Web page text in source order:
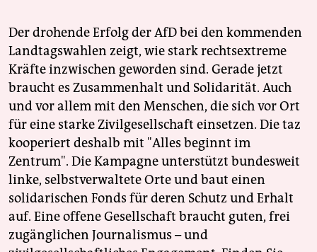
Der drohende Erfolg der AfD bei den kommenden
Landtagswahlen zeigt, wie stark rechtsextreme
Kräfte inzwischen geworden sind. Gerade jetzt
braucht es Zusammenhalt und Solidarität. Auch
und vor allem mit den Menschen, die sich vor Ort
für eine starke Zivilgesellschaft einsetzen. Die taz
kooperiert deshalb mit "Alles beginnt im
Zentrum". Die Kampagne unterstützt bundesweit
linke, selbstverwaltete Orte und baut einen
solidarischen Fonds für deren Schutz und Erhalt
auf. Eine offene Gesellschaft braucht guten, frei
zugänglichen Journalismus – und